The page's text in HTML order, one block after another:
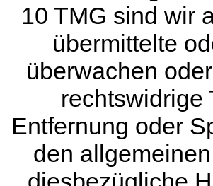
10 TMG sind wir
übermittelte
überwachen
rechtswidrige
Entfernung oder
den